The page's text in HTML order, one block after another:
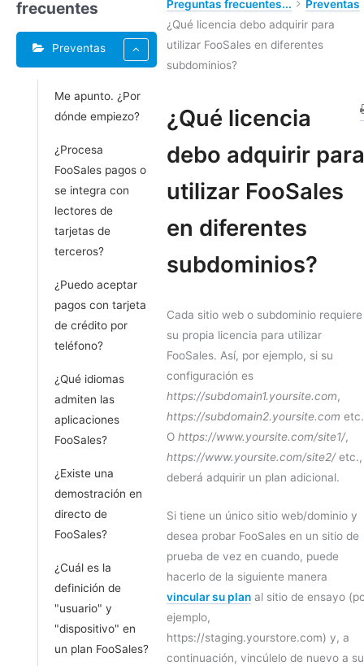
frecuentes
Preventas
Me apunto. ¿Por
dónde empiezo?
¿Procesa
FooSales pagos o
se integra con
lectores de
tarjetas de
terceros?
¿Puedo aceptar
pagos con tarjeta
de crédito por
teléfono?
¿Qué idiomas
admiten las
aplicaciones
FooSales?
¿Existe una
demostración en
directo de
FooSales?
¿Cuál es la
definición de
"usuario" y
"dispositivo" en
un plan FooSales?
Preguntas frecuentes...
Preventas
¿Qué licencia debo adquirir para
utilizar FooSales en diferentes
subdominios?
¿Qué licencia
debo adquirir para
utilizar FooSales
en diferentes
subdominios?
Cada sitio web o subdominio requiere
su propia licencia para utilizar
FooSales. Así, por ejemplo, si su
configuración es
https://subdomain1.yoursite.com,
https://subdomain2.yoursite.com etc.
O https://www.yoursite.com/site1/,
https://www.yoursite.com/site2/etc.,
deberá adquirir un plan adicional.
Si tiene un único sitio web/dominio y
desea probar FooSales en un sitio de
prueba de vez en cuando, puede
hacerlo de la siguiente manera
vincular su plan al sitio de ensayo
ejemplo,
https://staging.yourstore.com) y, a
continuación, vincúlelo de nuevo a su
Etiquetas
navegación